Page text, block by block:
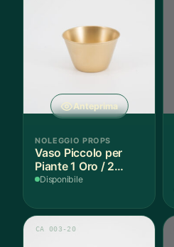
Anteprima
NOLEGGIO PROPS
Vaso Piccolo per
Piante 1 Oro / 2
Argento - 3 Pezzi
Disponibile
CA 003-20